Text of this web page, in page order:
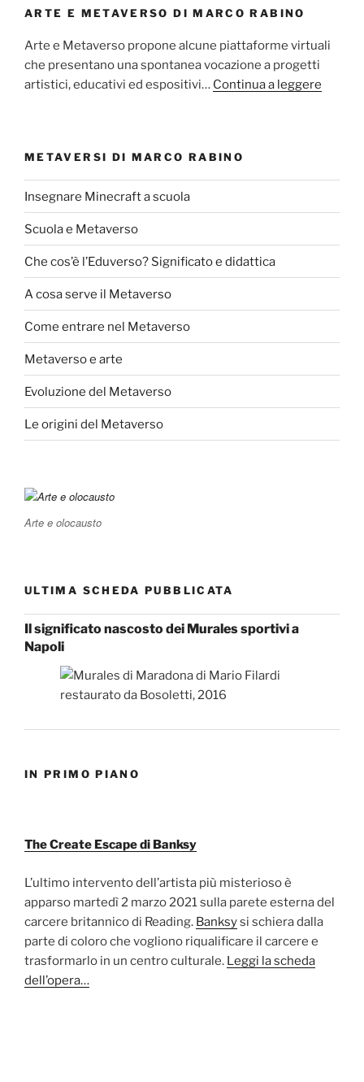
ARTE E METAVERSO DI MARCO RABINO
Arte e Metaverso propone alcune piattaforme virtuali
che presentano una spontanea vocazione a progetti
artistici, educativi ed espositivi… Continua a leggere
METAVERSI DI MARCO RABINO
Insegnare Minecraft a scuola
Scuola e Metaverso
Che cos’è l’Eduverso? Significato e didattica
A cosa serve il Metaverso
Come entrare nel Metaverso
Metaverso e arte
Evoluzione del Metaverso
Le origini del Metaverso
Arte e olocausto
ULTIMA SCHEDA PUBBLICATA
Il significato nascosto dei Murales sportivi a
Napoli
IN PRIMO PIANO
The Create Escape di Banksy
L’ultimo intervento dell’artista più misterioso è
apparso martedì 2 marzo 2021 sulla parete esterna del
carcere britannico di Reading. Banksysi schiera dalla
parte di coloro che vogliono riqualificare il carcere e
trasformarlo in un centro culturale. Leggi la scheda
dell’opera…